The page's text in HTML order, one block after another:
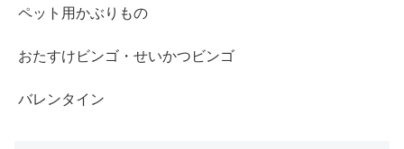
ペット用かぶりもの
おたすけビンゴ・せいかつビンゴ
バレンタイン